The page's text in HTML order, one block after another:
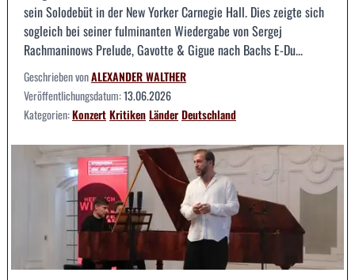
sein Solodebüt in der New Yorker Carnegie Hall. Dies zeigte sich
sogleich bei seiner fulminanten Wiedergabe von Sergej
Rachmaninows Prelude, Gavotte & Gigue nach Bachs E-Du...
Geschrieben vonALEXANDER WALTHER
Veröffentlichungsdatum:13.06.2026
Kategorien:KonzertKritikenLänderDeutschland